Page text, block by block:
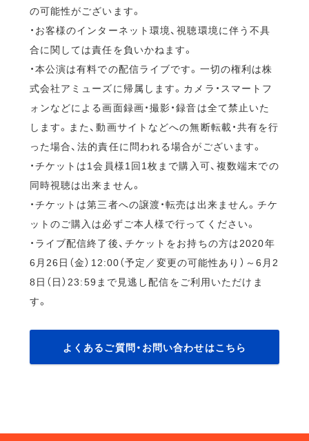
の可能性がございます。
・お客様のインターネット環境、視聴環境に伴う不具
合に関しては責任を負いかねます。
・本公演は有料での配信ライブです。一切の権利は株
式会社アミューズに帰属します。カメラ・スマートフ
ォンなどによる画面録画・撮影・録音は全て禁止いた
します。また、動画サイトなどへの無断転載・共有を行
った場合、法的責任に問われる場合がございます。
・チケットは1会員様1回1枚まで購入可、複数端末での
同時視聴は出来ません。
・チケットは第三者への譲渡・転売は出来ません。チケ
ットのご購入は必ずご本人様で行ってください。
・ライブ配信終了後、チケットをお持ちの方は2020年
6月26日（金）12:00（予定／変更の可能性あり）～6月2
8日（日）23:59まで見逃し配信をご利用いただけま
す。
よくあるご質問・お問い合わせはこちら